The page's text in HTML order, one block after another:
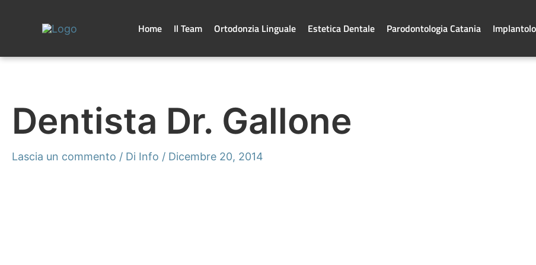
contenuto
Home Il Team Ortodonzia Linguale Estetica Dentale Parodontologia Catania
Dentista Dr. Gallone
Lascia un commento / Di Info / Dicembre 20, 2014